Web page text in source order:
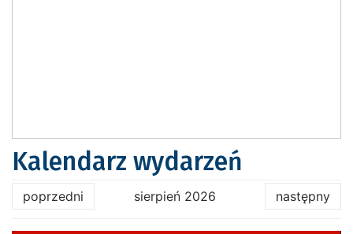
Kalendarz wydarzeń
poprzedni sierpień 2026 następny